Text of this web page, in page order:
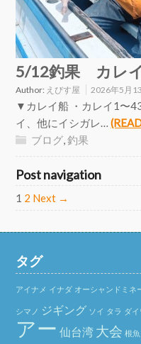
5/12釣果 カレ
Author: えびす屋 2026年5月
▼カレイ船 ・カレイ1〜
イ、他にイシガレ…
ブログ,釣果
Post navigation
1 2 Next →
タグ
アイナメ イナダ オーシャンドミネ
シマノ ジギング ソイ タラ ダイ
アー 仙台湾 大会 根魚